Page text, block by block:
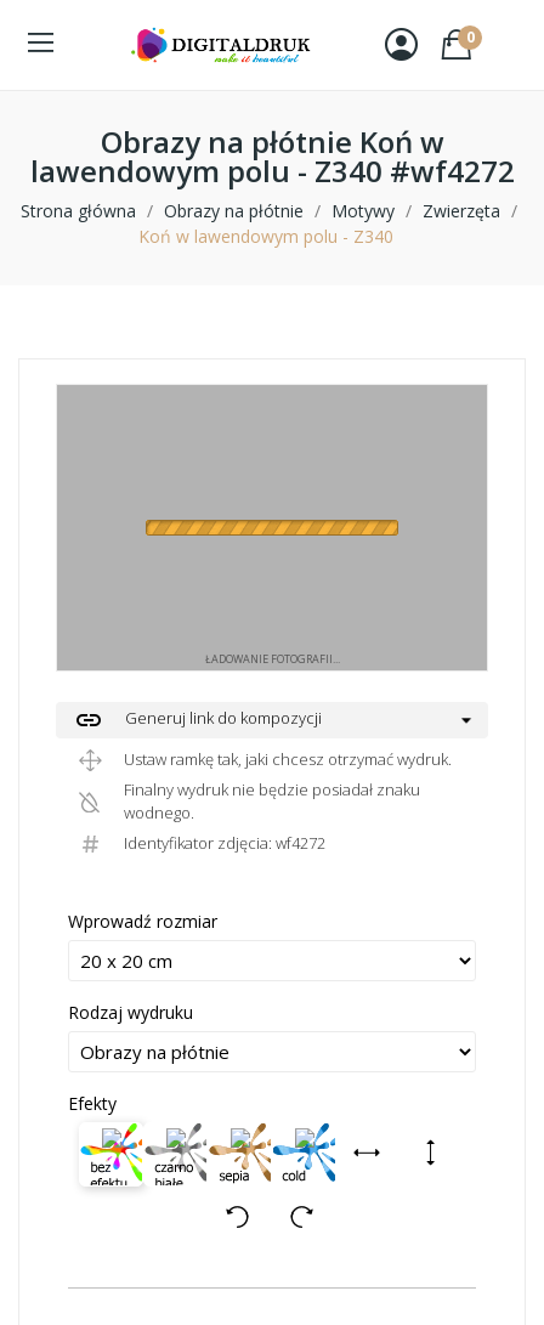
0
Obrazy na płótnie Koń w
lawendowym polu - Z340 #wf4272
Strona główna Obrazy na płótnie Motywy
Zwierzęta
Koń w lawendowym polu - Z340
ŁADOWANIE FOTOGRAFII...
link
Generuj link do kompozycji
Ustaw ramkę tak, jaki chcesz otrzymać wydruk.
Finalny wydruk nie będzie posiadał znaku
wodnego.
Identyfikator zdjęcia: wf4272
Wprowadź rozmiar
Rodzaj wydruku
Efekty